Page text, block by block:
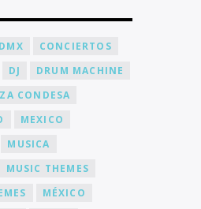
CONCIERTOS
DJ
DRUM MACHINE
CONDESA
MEXICO
MUSICA
MUSIC THEMES
MÉXICO